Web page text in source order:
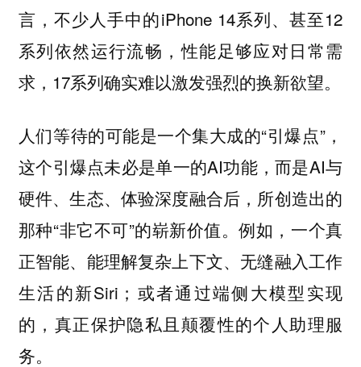
言，不少人手中的iPhone 14系列、甚至12
系列依然运行流畅，性能足够应对日常需
求，17系列确实难以激发强烈的换新欲望。
人们等待的可能是一个集大成的“引爆点”，
这个引爆点未必是单一的AI功能，而是AI与
硬件、生态、体验深度融合后，所创造出的
那种“非它不可”的崭新价值。例如，一个真
正智能、能理解复杂上下文、无缝融入工作
生活的新Siri；或者通过端侧大模型实现
的，真正保护隐私且颠覆性的个人助理服
务。